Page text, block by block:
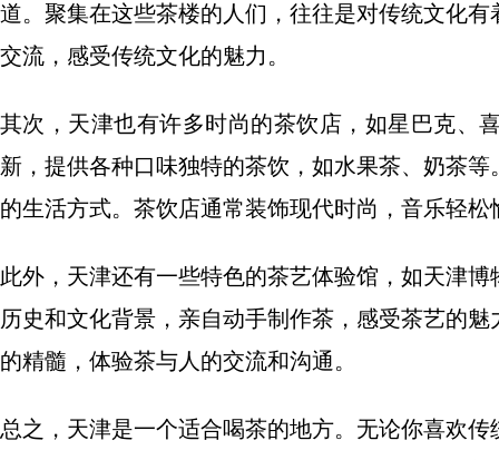
道。聚集在这些茶楼的人们，往往是对传统文化
交流，感受传统文化的魅力。
其次，天津也有许多时尚的茶饮店，如星巴克、
新，提供各种口味独特的茶饮，如水果茶、奶茶
的生活方式。茶饮店通常装饰现代时尚，音乐轻
此外，天津还有一些特色的茶艺体验馆，如天津
历史和文化背景，亲自动手制作茶，感受茶艺的
的精髓，体验茶与人的交流和沟通。
总之，天津是一个适合喝茶的地方。无论你喜欢